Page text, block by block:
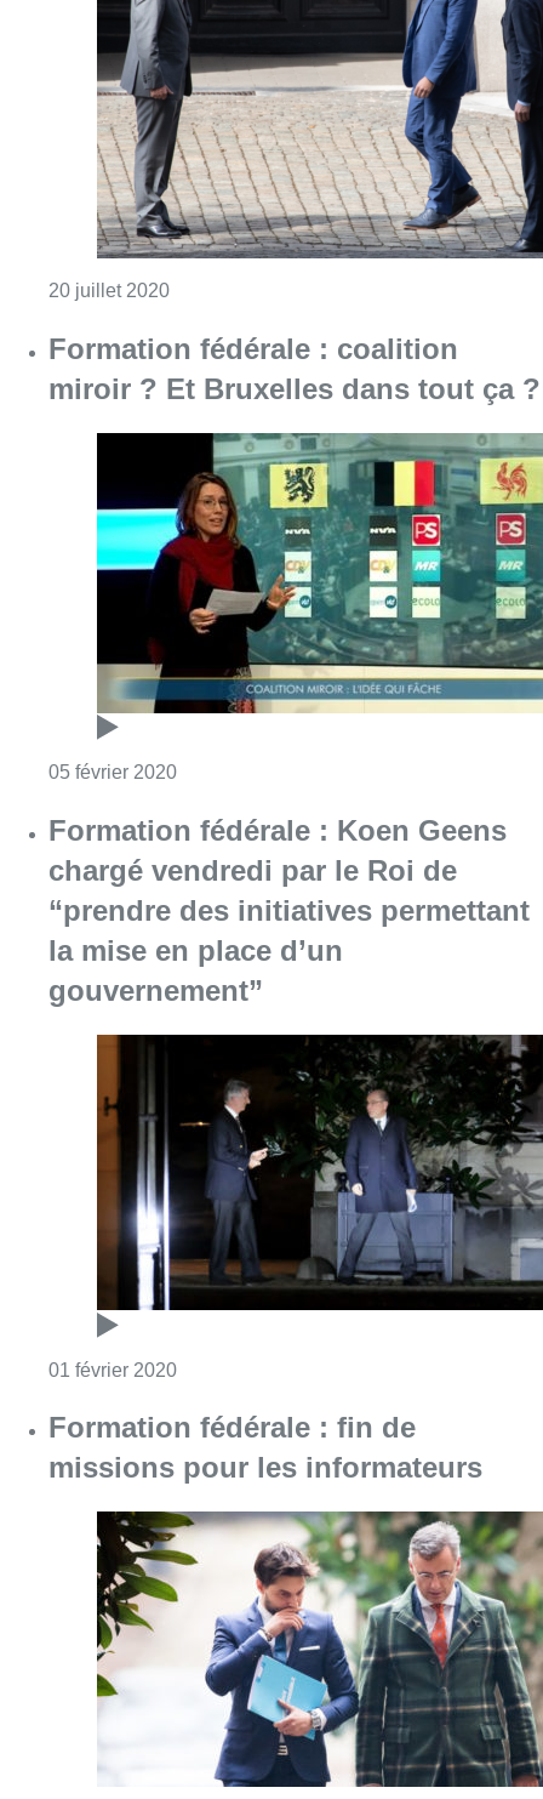
20 juillet 2020Consulter l'article "Formation fédérale :
Formation fédérale : coalition
miroir ? Et Bruxelles dans tout ça ?
05 février 2020Consulter l'article "Formation fédérale :
Formation fédérale : Koen Geens
chargé vendredi par le Roi de
“prendre des initiatives permettant
la mise en place d’un
gouvernement”
01 février 2020Consulter l'article "Formation fédérale :
Formation fédérale : fin de
missions pour les informateurs